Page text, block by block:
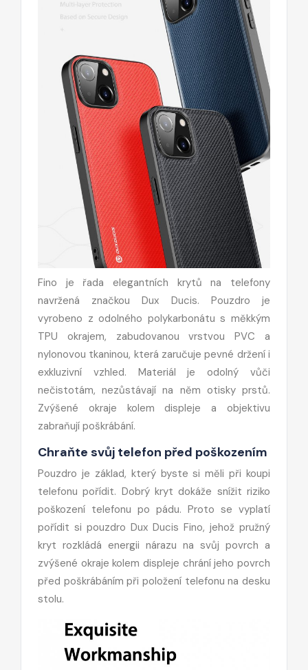
Fino je řada elegantních krytů na telefony
navržená značkou Dux Ducis. Pouzdro je
vyrobeno z odolného polykarbonátu s měkkým
TPU okrajem, zabudovanou vrstvou PVC a
nylonovou tkaninou, která zaručuje pevné držení i
exkluzivní vzhled. Materiál je odolný vůči
nečistotám, nezůstávají na něm otisky prstů.
Zvýšené okraje kolem displeje a objektivu
zabraňují poškrábání.
Chraňte svůj telefon před poškozením
Pouzdro je základ, který byste si měli při koupi
telefonu pořídit. Dobrý kryt dokáže snížit riziko
poškození telefonu po pádu. Proto se vyplatí
pořídit si pouzdro Dux Ducis Fino, jehož pružný
kryt rozkládá energii nárazu na svůj povrch a
zvýšené okraje kolem displeje chrání jeho povrch
před poškrábáním při položení telefonu na desku
stolu.